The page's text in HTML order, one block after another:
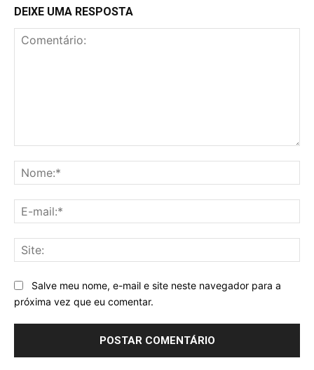
DEIXE UMA RESPOSTA
Salve meu nome, e-mail e site neste navegador para a
próxima vez que eu comentar.